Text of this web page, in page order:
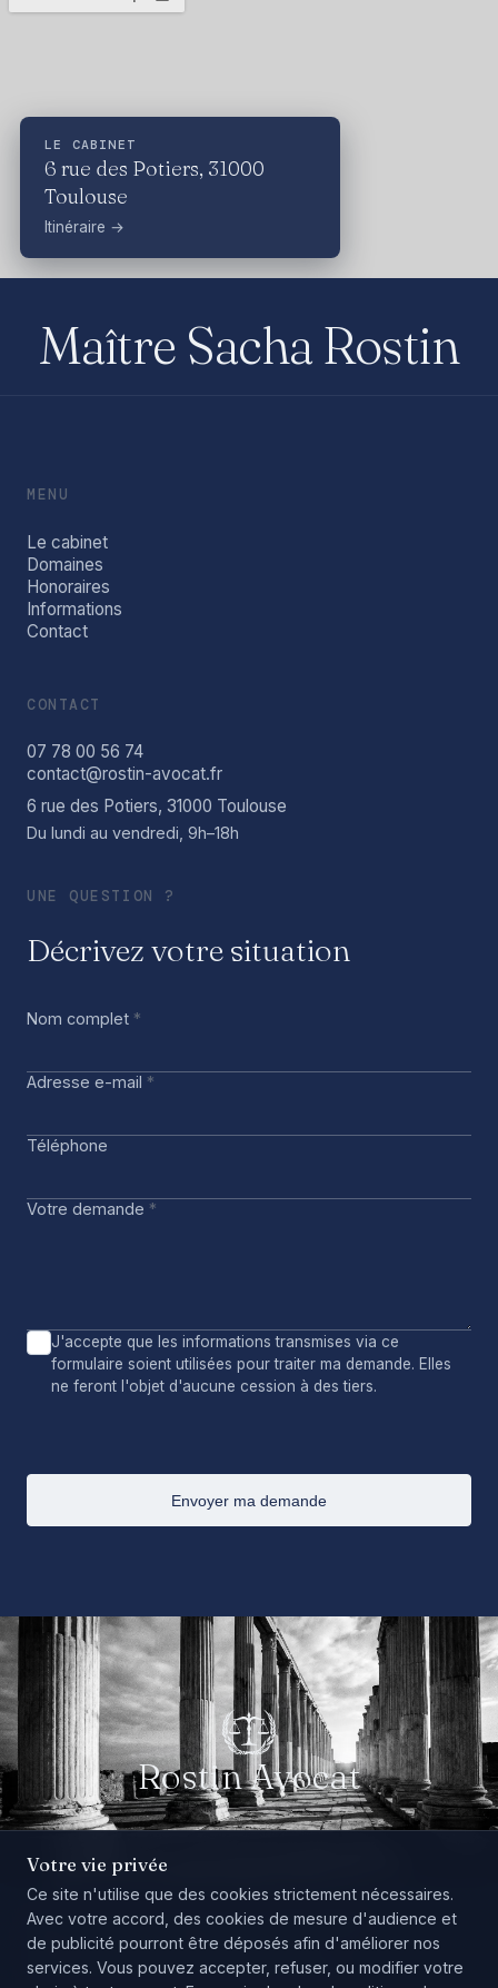
LE CABINET
6 rue des Potiers, 31000
Toulouse
Itinéraire →
Maître Sacha Rostin
MENU
Le cabinet
Domaines
Honoraires
Informations
Contact
CONTACT
07 78 00 56 74
contact@rostin-avocat.fr
6 rue des Potiers, 31000 Toulouse
Du lundi au vendredi, 9h–18h
UNE QUESTION ?
Décrivez votre situation
Nom complet *
Adresse e-mail *
Téléphone
Votre demande *
J'accepte que les informations transmises via ce
formulaire soient utilisées pour traiter ma demande. Elles
ne feront l'objet d'aucune cession à des tiers.
Envoyer ma demande
Rostin Avocat
Mentions légalesPolitique de confidentialité
Politique de cookiesGérer les cookies
© 2026 Rostin Avocat. Tous droits réservés.
Votre vie privée
Ce site n'utilise que des cookies strictement nécessaires.
Avec votre accord, des cookies de mesure d'audience et
de publicité pourront être déposés afin d'améliorer nos
services. Vous pouvez accepter, refuser, ou modifier votre